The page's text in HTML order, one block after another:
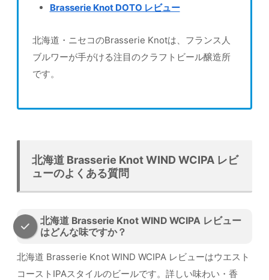
Brasserie Knot DOTO レビュー
北海道・ニセコのBrasserie Knotは、フランス人
ブルワーが手がける注目のクラフトビール醸造所
です。
北海道 Brasserie Knot WIND WCIPA レビ
ューのよくある質問
北海道 Brasserie Knot WIND WCIPA レビュー
はどんな味ですか？
北海道 Brasserie Knot WIND WCIPA レビューはウエスト
コーストIPAスタイルのビールです。詳しい味わい・香